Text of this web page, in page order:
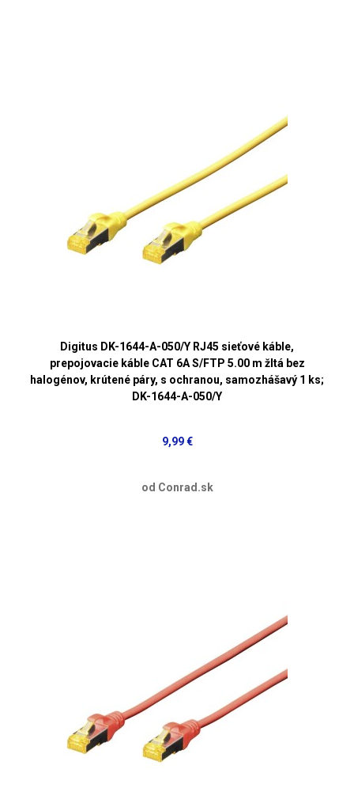
Digitus DK-1644-A-050/Y RJ45 sieťové káble,
prepojovacie káble CAT 6A S/FTP 5.00 m žltá bez
halogénov, krútené páry, s ochranou, samozhášavý 1 ks;
DK-1644-A-050/Y
9,99 €
od Conrad.sk